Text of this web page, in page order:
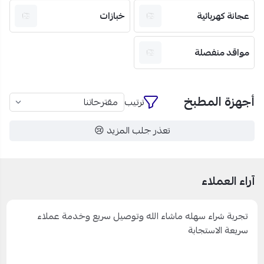
عجانة كهربائية خبازات
مواقد منفصلة
أجهزة المطبخ
ترتيب
تعذر جلب المزيد 😢
آراء العملاء
تجربة شراء سهله ماشاء الله وتوصيل سريع وخدمة عملاء
سريعة الاستجابة